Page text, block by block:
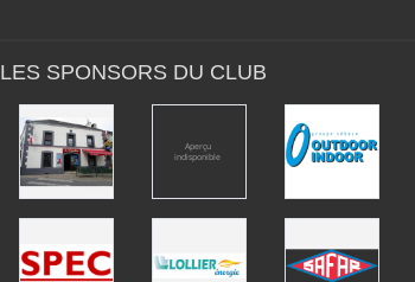
LES SPONSORS DU CLUB